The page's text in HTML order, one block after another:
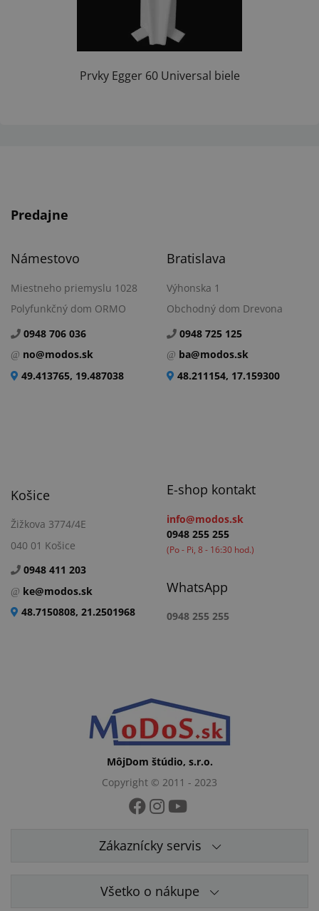
Prvky Egger 60 Universal biele
Predajne
Námestovo
Miestneho priemyslu 1028
Polyfunkčný dom ORMO
0948 706 036
no@modos.sk
49.413765, 19.487038
Bratislava
Výhonska 1
Obchodný dom Drevona
0948 725 125
ba@modos.sk
48.211154, 17.159300
Košice
Žižkova 3774/4E
040 01 Košice
0948 411 203
ke@modos.sk
48.7150808, 21.2501968
E-shop kontakt
info@modos.sk
0948 255 255
(Po - Pi, 8 - 16:30 hod.)
WhatsApp
0948 255 255
MôjDom štúdio, s.r.o.
Copyright © 2011 - 2023
Zákaznícky servis
Všetko o nákupe